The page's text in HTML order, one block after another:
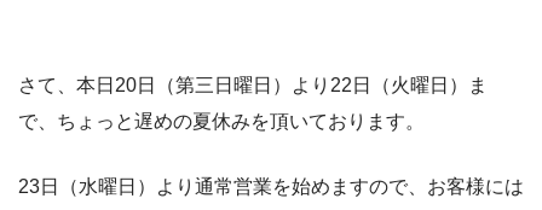
さて、本日20日（第三日曜日）より22日（火曜日）ま
で、ちょっと遅めの夏休みを頂いております。
23日（水曜日）より通常営業を始めますので、お客様には